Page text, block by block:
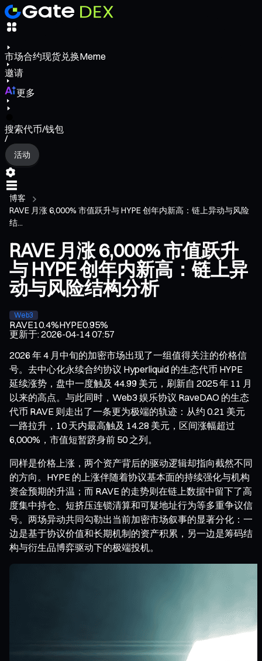
市场合约现货兑换Meme
邀请
更多
搜索代币/钱包
/
活动
博客
RAVE 月涨 6,000% 市值跃升与 HYPE 创年内新高：链上异动与风险
结...
RAVE 月涨 6,000% 市值跃升
与 HYPE 创年内新高：链上异
动与风险结构分析
Web3
RAVE10.4%HYPE0.95%
更新于:2026-04-14 07:57
2026 年 4 月中旬的加密市场出现了一组值得关注的价格信
号。去中心化永续合约协议 Hyperliquid 的生态代币 HYPE
延续涨势，盘中一度触及 44.99 美元，刷新自 2025 年 11 月
以来的高点。与此同时，Web3 娱乐协议 RaveDAO 的生态
代币 RAVE 则走出了一条更为极端的轨迹：从约 0.21 美元
一路拉升，10 天内最高触及 14.28 美元，区间涨幅超过
6,000%，市值短暂跻身前 50 之列。
同样是价格上涨，两个资产背后的驱动逻辑却指向截然不同
的方向。HYPE 的上涨伴随着协议基本面的持续强化与机构
资金预期的升温；而 RAVE 的走势则在链上数据中留下了高
度集中持仓、短挤压连锁清算和可疑地址行为等多重争议信
号。两场异动共同勾勒出当前加密市场叙事的显著分化：一
边是基于协议价值和长期机制的资产积累，另一边是筹码结
构与衍生品博弈驱动下的极端投机。